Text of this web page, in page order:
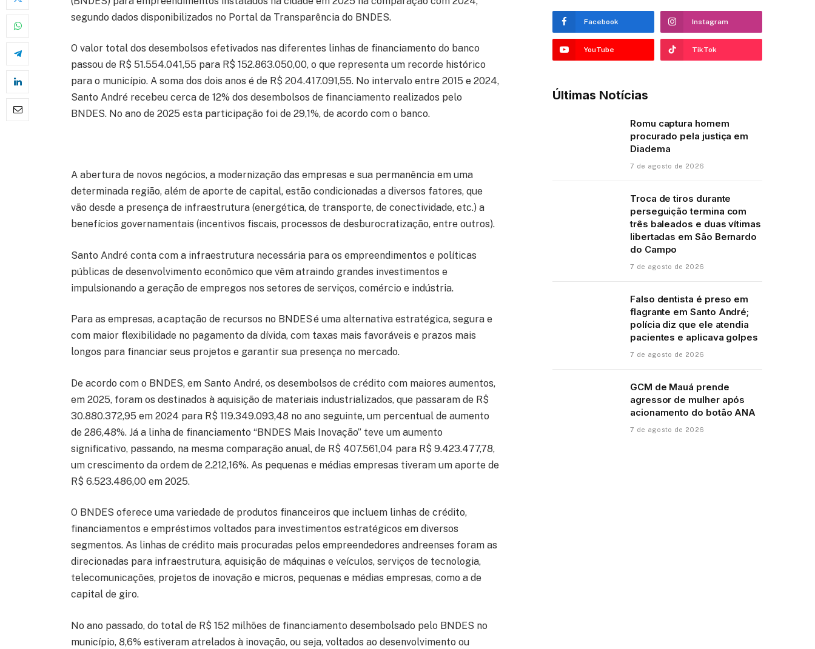
segundo dados disponibilizados no Portal da Transparência do BNDES.
O valor total dos desembolsos efetivados nas diferentes linhas de financiamento do banco
passou de R$ 51.554.041,55 para R$ 152.863.050,00, o que representa um recorde histórico
para o município. A soma dos dois anos é de R$ 204.417.091,55. No intervalo entre 2015 e 2024,
Santo André recebeu cerca de 12% dos desembolsos de financiamento realizados pelo
BNDES. No ano de 2025 esta participação foi de 29,1%, de acordo com o banco.
A abertura de novos negócios, a modernização das empresas e sua permanência em uma
determinada região, além de aporte de capital, estão condicionadas a diversos fatores, que
vão desde a presença de infraestrutura (energética, de transporte, de conectividade, etc.) a
benefícios governamentais (incentivos fiscais, processos de desburocratização, entre outros).
Santo André conta com a infraestrutura necessária para os empreendimentos e políticas
públicas de desenvolvimento econômico que vêm atraindo grandes investimentos e
impulsionando a geração de empregos nos setores de serviços, comércio e indústria.
Para as empresas, a captação de recursos no BNDES é uma alternativa estratégica, segura e
com maior flexibilidade no pagamento da dívida, com taxas mais favoráveis e prazos mais
longos para financiar seus projetos e garantir sua presença no mercado.
De acordo com o BNDES, em Santo André, os desembolsos de crédito com maiores aumentos,
em 2025, foram os destinados à aquisição de materiais industrializados, que passaram de R$
30.880.372,95 em 2024 para R$ 119.349.093,48 no ano seguinte, um percentual de aumento
de 286,48%. Já a linha de financiamento “BNDES Mais Inovação” teve um aumento
significativo, passando, na mesma comparação anual, de R$ 407.561,04 para R$ 9.423.477,78,
um crescimento da ordem de 2.212,16%. As pequenas e médias empresas tiveram um aporte de
R$ 6.523.486,00 em 2025.
O BNDES oferece uma variedade de produtos financeiros que incluem linhas de crédito,
financiamentos e empréstimos voltados para investimentos estratégicos em diversos
segmentos. As linhas de crédito mais procuradas pelos empreendedores andreenses foram as
direcionadas para infraestrutura, aquisição de máquinas e veículos, serviços de tecnologia,
telecomunicações, projetos de inovação e micros, pequenas e médias empresas, como a de
capital de giro.
No ano passado, do total de R$ 152 milhões de financiamento desembolsado pelo BNDES no
município, 8,6% estiveram atrelados à inovação, ou seja, voltados ao desenvolvimento ou
Facebook Instagram
YouTube TikTok
Últimas Notícias
Romu captura homem
procurado pela justiça em
Diadema
7 de agosto de 2026
Troca de tiros durante
perseguição termina com
três baleados e duas vítimas
libertadas em São Bernardo
do Campo
7 de agosto de 2026
Falso dentista é preso em
flagrante em Santo André;
polícia diz que ele atendia
pacientes e aplicava golpes
7 de agosto de 2026
GCM de Mauá prende
agressor de mulher após
acionamento do botão ANA
7 de agosto de 2026